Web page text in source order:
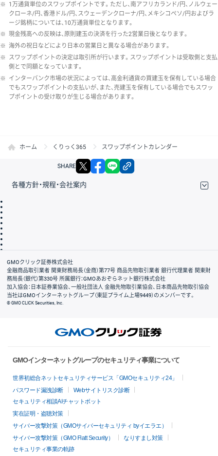
※ 1万通貨単位のスワップポイントです。ただし、南アフリカランド/円、ノルウェー
クローネ/円、香港ドル/円、スウェーデンクローナ/円、メキシコペソ/円およびラ
ージ銘柄については、10万通貨単位となります。
※ 現金残高への反映は、原則建玉の決済を行った2営業日後となります。
※ 海外の祝日などにより日本の営業日と異なる場合があります。
※ スワップポイントの決定は取引所が行います。スワップポイントは受取側と支払
側とで同額となっています。
※ インターバンク市場の状況によっては、高金利通貨の買建玉を保有している場合
でもスワップポイントの支払いが、また、売建玉を保有している場合でもスワッ
プポイントの受け取りが生じる場合があります。
ホーム くりっく365 スワップポイントカレンダー
SHARE X facebook
各種方針・規程・会社案内
会社案内
GMOクリック証券株式会社
金融商品取引業者 関東財務局長（金商）第77号 商品先物取引業者 銀行代理業者 関東財
務局長（銀代）第330号 所属銀行：GMOあおぞらネット銀行株式会社
加入協会：日本証券業協会、一般社団法人 金融先物取引業協会、日本商品先物取引協会
当社はGMOインターネットグループ（東証プライム上場9449）のメンバーです。
© GMO CLICK Securities, Inc.
GMOインターネットグループのセキュリティ事業について
世界初総合ネットセキュリティサービス「GMOセキュリティ24」
パスワード漏洩診断
Webサイトリスク診断
セキュリティ相談AIチャットボット
実在証明・盗聴対策
サイバー攻撃対策（GMOサイバーセキュリティ byイエラエ）
サイバー攻撃対策（GMO Flatt Security）
なりすまし対策
セキュリティ事業の軌跡